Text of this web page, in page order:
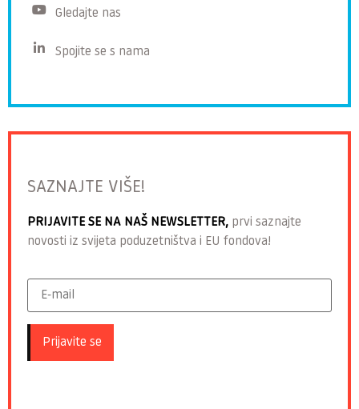
Gledajte nas
Spojite se s nama
SAZNAJTE VIŠE!
PRIJAVITE SE NA NAŠ NEWSLETTER, prvi saznajte
novosti iz svijeta poduzetništva i EU fondova!